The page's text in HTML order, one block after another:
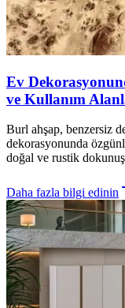
Ev
ve Kullanım
Burl ahşap, benzersiz
dekorasyonunda
doğal ve rustik
Daha fazla bilgi edinin